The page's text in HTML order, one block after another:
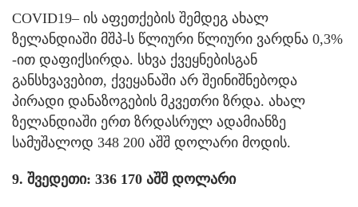
COVID19– ის აფეთქების შემდეგ ახალ
ზელანდიაში მშპ-ს წლიური წლიური ვარდნა 0,3%
-ით დაფიქსირდა. სხვა ქვეყნებისგან
განსხვავებით, ქვეყანაში არ შეინიშნებოდა
პირადი დანაზოგების მკვეთრი ზრდა. ახალ
ზელანდიაში ერთ ზრდასრულ ადამიანზე
სამუშალოდ 348 200 აშშ დოლარი მოდის.
9. შვედეთი: 336 170 აშშ დოლარი